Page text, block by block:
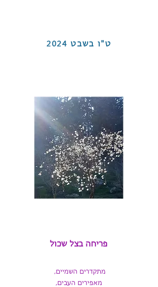
ט"ו בשבט 2024
פריחה בצל שכול
מתקדרים השמיים,
מאפירים העבים,